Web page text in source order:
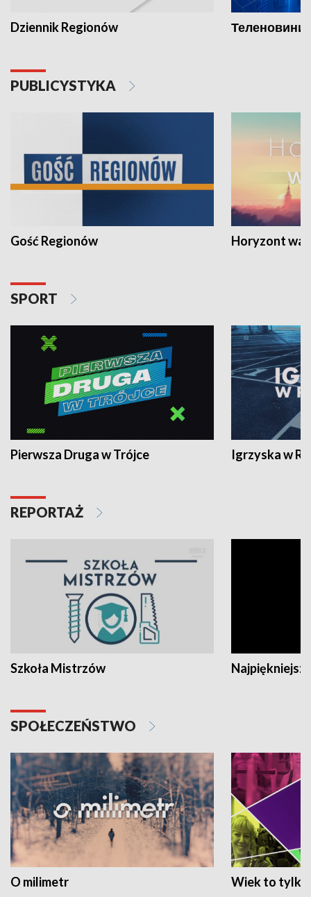
Dziennik Regionów Теленовини
PUBLICYSTYKA
Gość Regionów Horyzont
SPORT
Pierwsza Druga w Trójce Igrzyska w
REPORTAŻ
Szkoła Mistrzów
SPOŁECZEŃSTWO
O milimetr Wiek to tylko